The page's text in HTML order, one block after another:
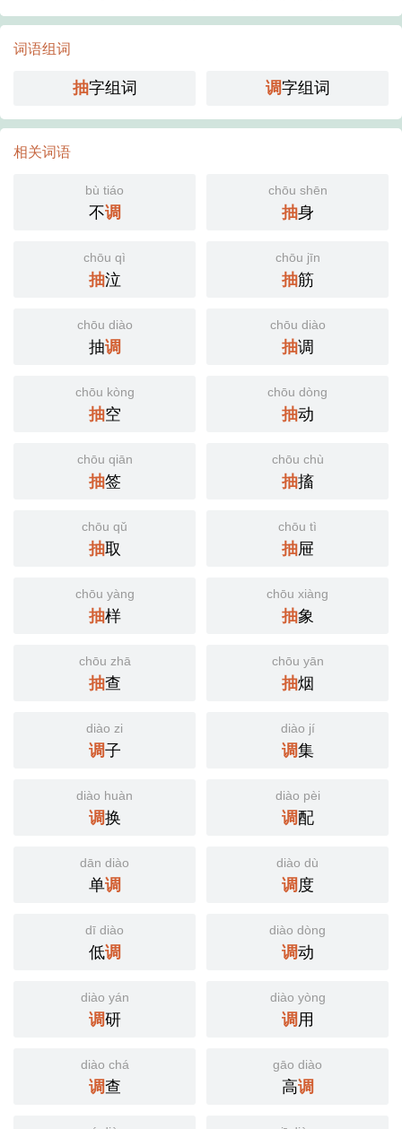
词语组词
抽字组词 调字组词
相关词语
bù tiáo
不调
chōu shēn
抽身
chōu qì
抽泣
chōu jīn
抽筋
chōu diào
抽调
chōu diào
抽调
chōu kòng
抽空
chōu dòng
抽动
chōu qiān
抽签
chōu chù
抽搐
chōu qǔ
抽取
chōu tì
抽屉
chōu yàng
抽样
chōu xiàng
抽象
chōu zhā
抽查
chōu yān
抽烟
diào zi
调子
diào jí
调集
diào huàn
调换
diào pèi
调配
dān diào
单调
diào dù
调 度
dī diào
低调
diào dòng
调动
diào yán
调研
diào yòng
调用
diào chá
调查
gāo diào
高调